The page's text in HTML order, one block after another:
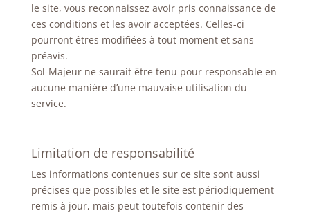
le site, vous reconnaissez avoir pris connaissance de
ces conditions et les avoir acceptées. Celles-ci
pourront êtres modifiées à tout moment et sans
préavis.
Sol-Majeur ne saurait être tenu pour responsable en
aucune manière d’une mauvaise utilisation du
service.
Limitation de responsabilité
Les informations contenues sur ce site sont aussi
précises que possibles et le site est périodiquement
remis à jour, mais peut toutefois contenir des